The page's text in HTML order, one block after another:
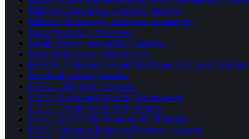
Elżbieta Czerwińska, neurolog, Staszów
Elżbieta Michalczyk, internista, reumatolog
Emex Staszów – Warszawa
Emilia Weyna, stomatolog, Staszów
Enea Elektrownia Połaniec S.A.
ES-POL Usługowy Zakład Wod-Kan, CO, Gaz i
Eurobank partner Staszów
F.H.U. ”RD DYL” Staszów
F.H.U. Kaczmarek Leszek, Zimnowoda
F.H.U. Optima Jacek Myl, Połaniec
F.H.U. RADCAR Zbigniew Fic Połaniec
F.H.U. Skowron Pokrycia Dachowe, Staszów